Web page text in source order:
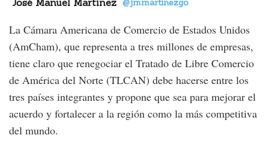
José Manuel Martínez @jmmartinezgo
La Cámara Americana de Comercio de Estados Unidos
(AmCham), que representa a tres millones de empresas,
tiene claro que renegociar el Tratado de Libre Comercio
de América del Norte (TLCAN) debe hacerse entre los
tres países integrantes y propone que sea para mejorar el
acuerdo y fortalecer a la región como la más competitiva
del mundo.